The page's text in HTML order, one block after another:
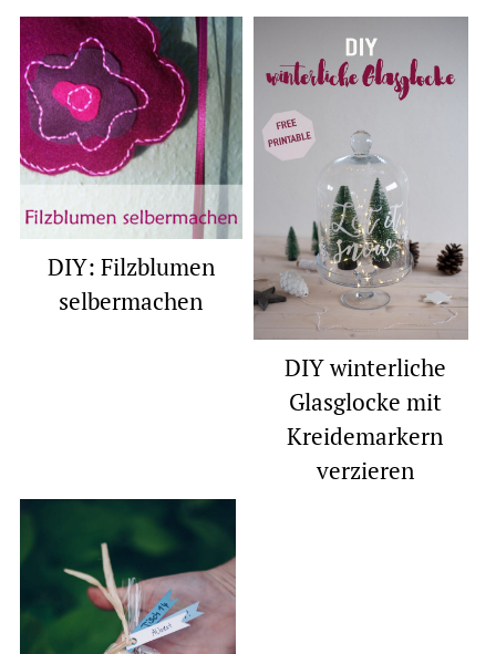
DIY: Filzblumen
selbermachen
DIY winterliche
Glasglocke mit
Kreidemarkern
verzieren